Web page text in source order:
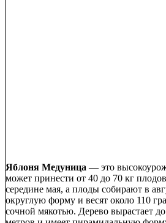
Яблоня Медуница — это
может принести от 40 до 70 кг
середине мая, а плоды собирают в
округлую форму и весят около 110
сочной мякотью. Дерево вырастает